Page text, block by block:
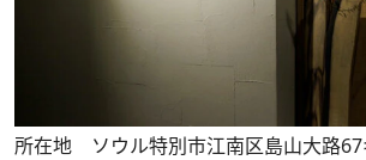
所在地 ソウル特別市江南区島山大路67